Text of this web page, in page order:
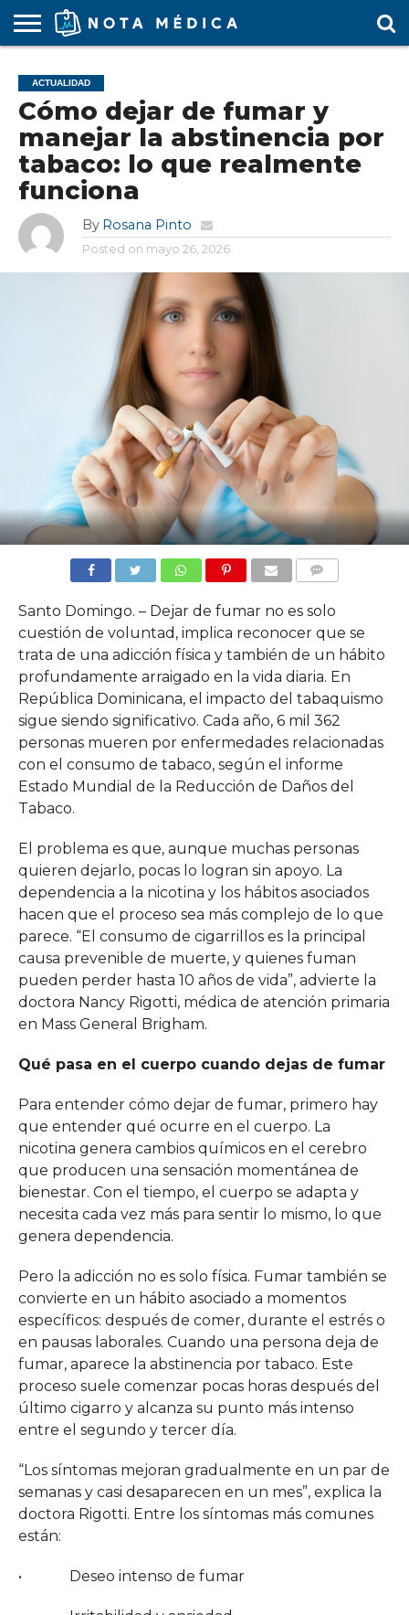
MÉDICA
ARS
ARTÍCULO
ACTUALIDAD
COLEGIO
MÉDICO
COVID-
19
EDUCACIÓN
MÉDICA
ESTUDIANTES
FARMACÉUTICAS
GUBERNAMENTAL
HOSPITALES
Y CLÍNICAS
MARKETING
MÉDICO
RESIDENTES
SALUD
LABORAL
SOCIEDADES
MÉDICAS
TURISMO
MÉDICO
VÍDEOS
ACTUALIDAD
Cómo dejar de fumar y
manejar la abstinencia por
tabaco: lo que realmente
funciona
By Rosana Pinto
Posted on mayo 26, 2026
Santo Domingo. – Dejar de fumar no es solo
cuestión de voluntad, implica reconocer que se
trata de una adicción física y también de un hábito
profundamente arraigado en la vida diaria. En
República Dominicana, el impacto del tabaquismo
sigue siendo significativo. Cada año, 6 mil 362
personas mueren por enfermedades relacionadas
con el consumo de tabaco, según el informe
Estado Mundial de la Reducción de Daños del
Tabaco.
El problema es que, aunque muchas personas
quieren dejarlo, pocas lo logran sin apoyo. La
dependencia a la nicotina y los hábitos asociados
hacen que el proceso sea más complejo de lo que
parece. “El consumo de cigarrillos es la principal
causa prevenible de muerte, y quienes fuman
pueden perder hasta 10 años de vida”, advierte la
doctora Nancy Rigotti, médica de atención primaria
en Mass General Brigham.
Qué pasa en el cuerpo cuando dejas de fumar
Para entender cómo dejar de fumar, primero hay
que entender qué ocurre en el cuerpo. La
nicotina genera cambios químicos en el cerebro
que producen una sensación momentánea de
bienestar. Con el tiempo, el cuerpo se adapta y
necesita cada vez más para sentir lo mismo, lo que
genera dependencia.
Pero la adicción no es solo física. Fumar también se
convierte en un hábito asociado a momentos
específicos: después de comer, durante el estrés o
en pausas laborales. Cuando una persona deja de
fumar, aparece la abstinencia por tabaco. Este
proceso suele comenzar pocas horas después del
último cigarro y alcanza su punto más intenso
entre el segundo y tercer día.
“Los síntomas mejoran gradualmente en un par de
semanas y casi desaparecen en un mes”, explica la
doctora Rigotti. Entre los síntomas más comunes
están:
• Deseo intenso de fumar